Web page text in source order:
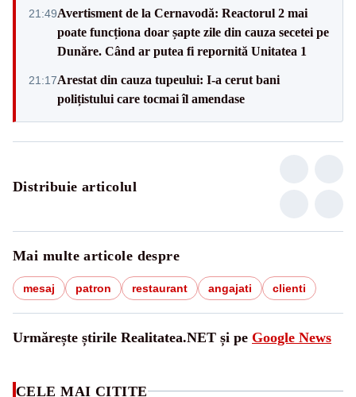
21:49Avertisment de la Cernavodă: Reactorul 2 mai
poate funcționa doar șapte zile din cauza secetei pe
Dunăre. Când ar putea fi repornită Unitatea 1
21:17Arestat din cauza tupeului: I-a cerut bani
polițistului care tocmai îl amendase
Distribuie articolul
Mai multe articole despre
mesaj patron restaurant angajati clienti
Urmărește știrile Realitatea.NET și pe Google News
CELE MAI CITITE